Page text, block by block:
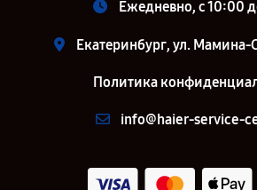
Ежедневно, с 10:00
Екатеринбург, ул. Мамина-
Политика
info@haier-service-